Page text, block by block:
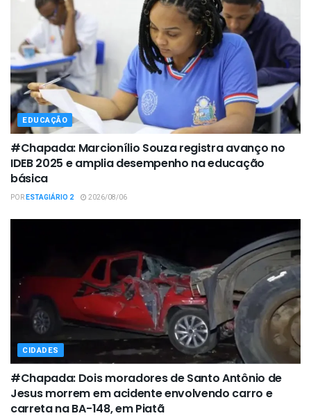
EDUCAÇÃO
#Chapada: Marcionílio Souza registra avanço no
IDEB 2025 e amplia desempenho na educação
básica
PORESTAGIÁRIO 2 2026/08/06
CIDADES
#Chapada: Dois moradores de Santo Antônio de
Jesus morrem em acidente envolvendo carro e
carreta na BA-148, em Piatã